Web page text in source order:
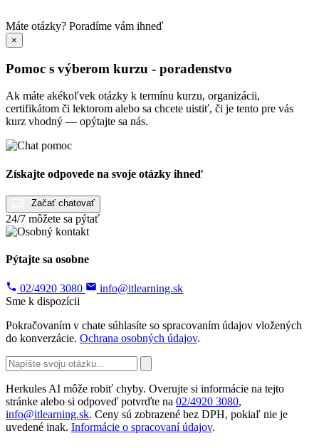
Máte otázky? Poradíme vám ihneď
×
Pomoc s výberom kurzu - poradenstvo
Ak máte akékoľvek otázky k termínu kurzu, organizácii,
certifikátom či lektorom alebo sa chcete uistiť, či je tento pre vás
kurz vhodný — opýtajte sa nás.
Získajte odpovede na svoje otázky ihneď
Začať chatovať
24/7 môžete sa pýtať
Pýtajte sa osobne
02/4920 3080
info@itlearning.sk
Sme k dispozícii
Pokračovaním v chate súhlasíte so spracovaním údajov vložených
do konverzácie. Ochrana osobných údajov.
Herkules AI môže robiť chyby. Overujte si informácie na tejto
stránke alebo si odpoveď potvrďte na 02/4920 3080,
info@itlearning.sk. Ceny sú zobrazené bez DPH, pokiaľ nie je
uvedené inak. Informácie o spracovaní údajov.